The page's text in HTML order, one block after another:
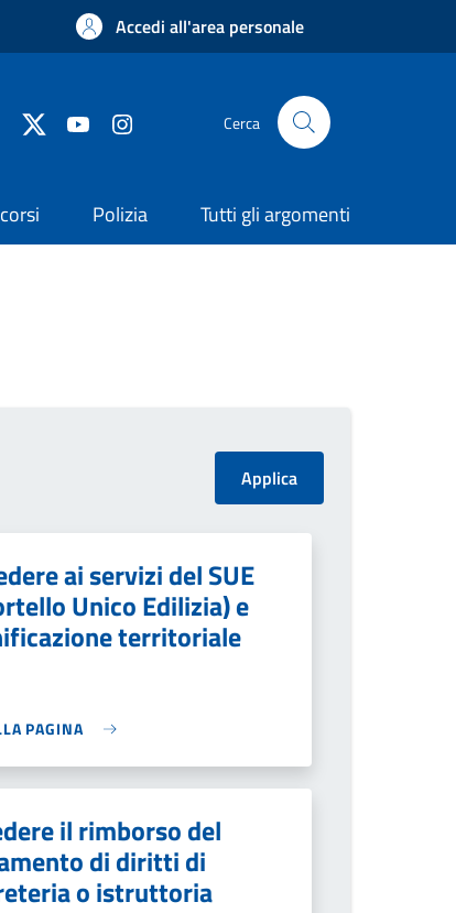
Accedi all'area personale
Cerca
Polizia Tutti gli argomenti
ai servizi del SUE
Unico Edilizia) e
territoriale
PAGINA
il rimborso del
di diritti di
o istruttoria